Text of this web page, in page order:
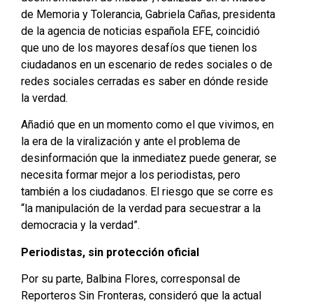
de Memoria y Tolerancia, Gabriela Cañas, presidenta
de la agencia de noticias española EFE, coincidió
que uno de los mayores desafíos que tienen los
ciudadanos en un escenario de redes sociales o de
redes sociales cerradas es saber en dónde reside
la verdad.
Añadió que en un momento como el que vivimos, en
la era de la viralización y ante el problema de
desinformación que la inmediatez puede generar, se
necesita formar mejor a los periodistas, pero
también a los ciudadanos. El riesgo que se corre es
“la manipulación de la verdad para secuestrar a la
democracia y la verdad”.
Periodistas, sin protección oficial
Por su parte, Balbina Flores, corresponsal de
Reporteros Sin Fronteras, consideró que la actual